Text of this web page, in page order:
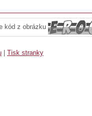
kód z obrázku
Tisk stranky